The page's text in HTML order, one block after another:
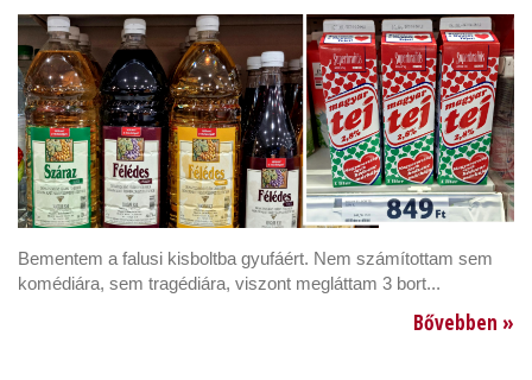
Bementem a falusi kisboltba gyufáért. Nem számítottam sem
komédiára, sem tragédiára, viszont megláttam 3 bort...
Bővebben »